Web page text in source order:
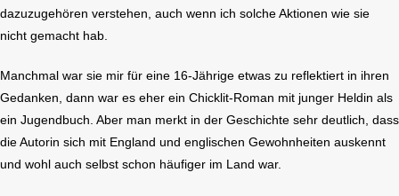
dazuzugehören verstehen, auch wenn ich solche Aktionen wie sie
nicht gemacht hab.
Manchmal war sie mir für eine 16-Jährige etwas zu reflektiert in ihren
Gedanken, dann war es eher ein Chicklit-Roman mit junger Heldin als
ein Jugendbuch. Aber man merkt in der Geschichte sehr deutlich, dass
die Autorin sich mit England und englischen Gewohnheiten auskennt
und wohl auch selbst schon häufiger im Land war.